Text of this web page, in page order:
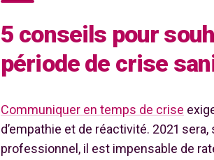
5 conseils pour
période de crise
Communiquer en temps de crise
d’empathie et de réactivité. 2021
professionnel, il est impensable de